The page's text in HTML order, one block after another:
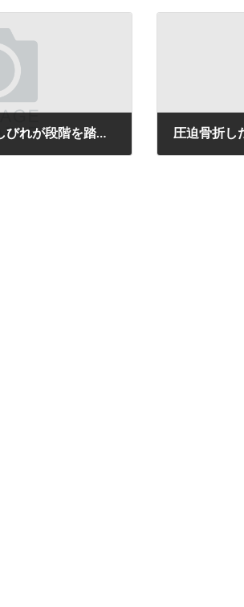
腰と首のヘルニアでのしびれが段階を踏んで着実に症状が改善されていきました